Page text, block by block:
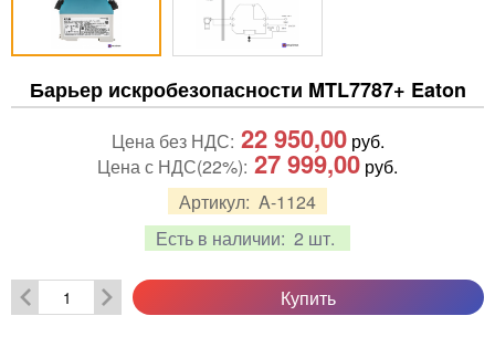
Барьер искробезопасности MTL7787+ Eaton
Артикул: A-1124
Есть в наличии: 2 шт.
Цена без НДС: 22 950,00руб.
Цена с НДС(22%): 27 999,00 руб.
Купить